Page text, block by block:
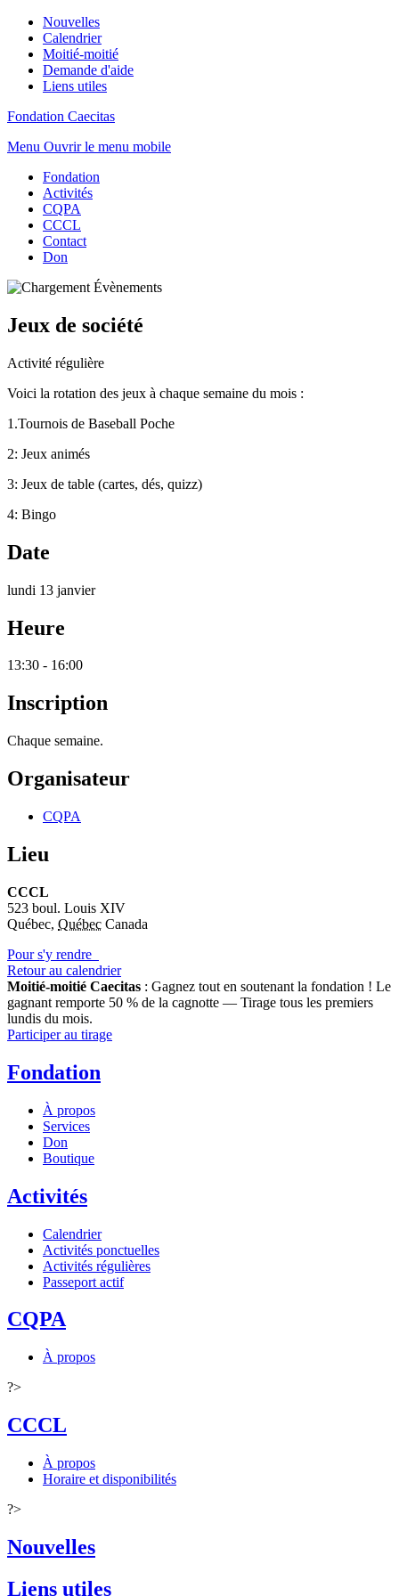
Nouvelles
Calendrier
Moitié-moitié
Demande d'aide
Liens utiles
Fondation Caecitas
Menu Ouvrir le menu mobile
Fondation
Activités
CQPA
CCCL
Contact
Don
Jeux de société
Activité régulière
Voici la rotation des jeux à chaque semaine du mois :
1.Tournois de Baseball Poche
2: Jeux animés
3: Jeux de table (cartes, dés, quizz)
4: Bingo
Date
lundi 13 janvier
Heure
13:30 - 16:00
Inscription
Chaque semaine.
Organisateur
CQPA
Lieu
CCCL
523 boul. Louis XIV
Québec, Québec Canada
Pour s'y rendre
Retour au calendrier
Moitié-moitié Caecitas : Gagnez tout en soutenant la fondation ! Le
gagnant remporte 50 % de la cagnotte — Tirage tous les premiers
lundis du mois.
Participer au tirage
Fondation
À propos
Services
Don
Boutique
Activités
Calendrier
Activités ponctuelles
Activités régulières
Passeport actif
CQPA
À propos
?>
CCCL
À propos
Horaire et disponibilités
?>
Nouvelles
Liens utiles